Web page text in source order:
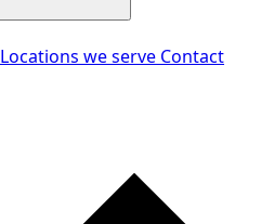
Locations we serve Contact